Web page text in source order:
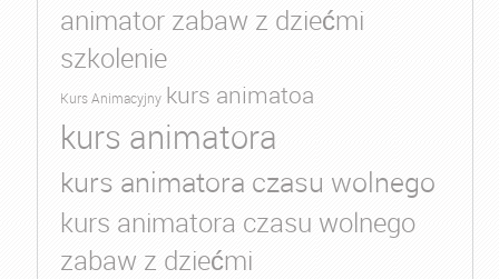
animator zabaw z dziećmi
szkolenie
Kurs Animacyjny kurs animatoa
kurs animatora
kurs animatora czasu wolnego
kurs animatora czasu wolnego
zabaw z dziećmi